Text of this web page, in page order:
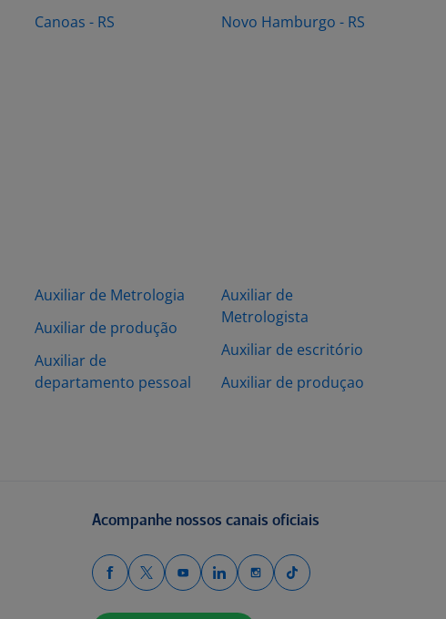
Canoas - RS Novo Hamburgo - RS
Auxiliar de Metrologia
Auxiliar de produção
Auxiliar de
departamento pessoal
Auxiliar de
Metrologista
Auxiliar de escritório
Auxiliar de produçao
Acompanhe nossos canais oficiais